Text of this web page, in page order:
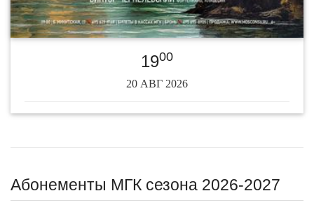
1900
20 АВГ 2026
Абонементы МГК сезона 2026-2027